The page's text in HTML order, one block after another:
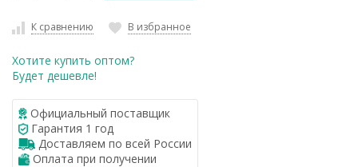
К сравнению В избранное
Хотите купить оптом?
Будет дешевле!
Официальный поставщик
Гарантия 1 год
Доставляем по всей России
Оплата при получении